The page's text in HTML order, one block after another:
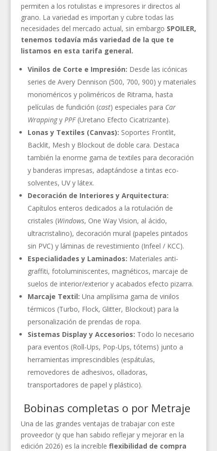
permiten a los rotulistas e impresores ir directos al
grano. La variedad es importan y cubre todas las
necesidades del mercado actual, sin embargo SPOILER,
tenemos todavía más variedad de la que te
listamos en esta tarifa general.
Vinilos de Corte e Impresión: Desde las icónicas
series de Avery Dennison (500, 700, 900) y materiales
monoméricos y poliméricos de Ritrama, hasta
películas de fundición (cast) especiales para Car
Wrappingy PPF(Uretano Efecto Cicatrizante).
Lonas y Textiles (Canvas): Soportes Frontlit,
Backlit, Mesh y Blockout de doble cara. Destaca
también la enorme gama de textiles para decoración
y banderas impresas, adaptándose a tintas eco-
solventes, UV y látex.
Decoración de Interiores y Arquitectura:
Capítulos enteros dedicados a la rotulación de
cristales (Windows, One Way Vision, al ácido,
ultracristalino), decoración mural (papeles pintados
sin PVC) y láminas de revestimiento (Infeel / KCC).
Especialidades y Laminados: Materiales anti-
graffiti, fotoluminiscentes, magnéticos, marcaje de
suelos de interior/exterior y acabados efecto pizarra.
Marcaje Textil: Una amplísima gama de vinilos
térmicos (Turbo, Flock, Glitter, Blockout) para la
personalización de prendas de ropa.
Sistemas Display y Accesorios: Todo lo necesario
para eventos (Roll-Ups, Pop-Ups, tótems) junto a
herramientas imprescindibles (espátulas,
removedores de adhesivos, olladoras,
transportadores de papel y plástico).
Bobinas completas o por Metraje
Una de las grandes ventajas de trabajar con este
proveedor (y que han sabido reflejar y mejorar en la
edición 2026) es la increíble flexibilidad de compra